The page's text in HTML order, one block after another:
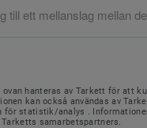
ovan hanteras av Tarkett för att
kan också användas av
för statistik/analys .
samarbetspartners.